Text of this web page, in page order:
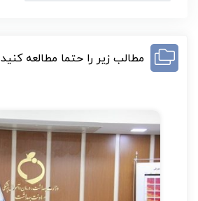
مطالب زیر را حتما مطالعه کنید